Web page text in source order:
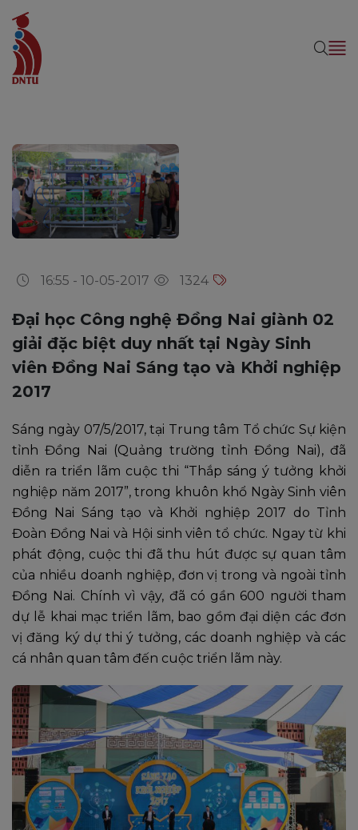
16:55 - 10-05-2017 1324
Đại học Công nghệ Đồng Nai giành 02
giải đặc biệt duy nhất tại Ngày Sinh
viên Đồng Nai Sáng tạo và Khởi nghiệp
2017
Sáng ngày 07/5/2017, tại Trung tâm Tổ chức Sự kiện
tỉnh Đồng Nai (Quảng trường tỉnh Đồng Nai), đã
diễn ra triển lãm cuộc thi “Thắp sáng ý tưởng khởi
nghiệp năm 2017”, trong khuôn khổ Ngày Sinh viên
Đồng Nai Sáng tạo và Khởi nghiệp 2017 do Tỉnh
Đoàn Đồng Nai và Hội sinh viên tổ chức. Ngay từ khi
phát động, cuộc thi đã thu hút được sự quan tâm
của nhiều doanh nghiệp, đơn vị trong và ngoài tỉnh
Đồng Nai. Chính vì vậy, đã có gần 600 người tham
dự lễ khai mạc triển lãm, bao gồm đại diện các đơn
vị đăng ký dự thi ý tưởng, các doanh nghiệp và các
cá nhân quan tâm đến cuộc triển lãm này.